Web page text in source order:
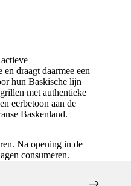
draagt daarmee een
hun Baskische lijn
met authentieke
eerbetoon aan de
Baskenland.
Na opening in de
consumeren.